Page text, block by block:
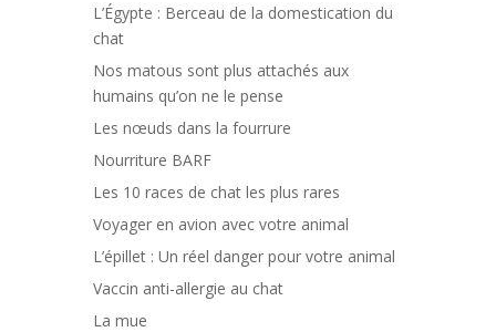
L’Égypte : Berceau de la domestication du
chat
Nos matous sont plus attachés aux
humains qu’on ne le pense
Les nœuds dans la fourrure
Nourriture BARF
Les 10 races de chat les plus rares
Voyager en avion avec votre animal
L’épillet : Un réel danger pour votre animal
Vaccin anti-allergie au chat
La mue